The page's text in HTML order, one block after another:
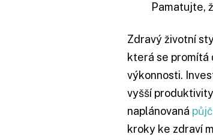
Pamatujte,
Zdravý životní
která se promítá
výkonnosti.
vyšší
naplánovaná
kroky ke zdraví